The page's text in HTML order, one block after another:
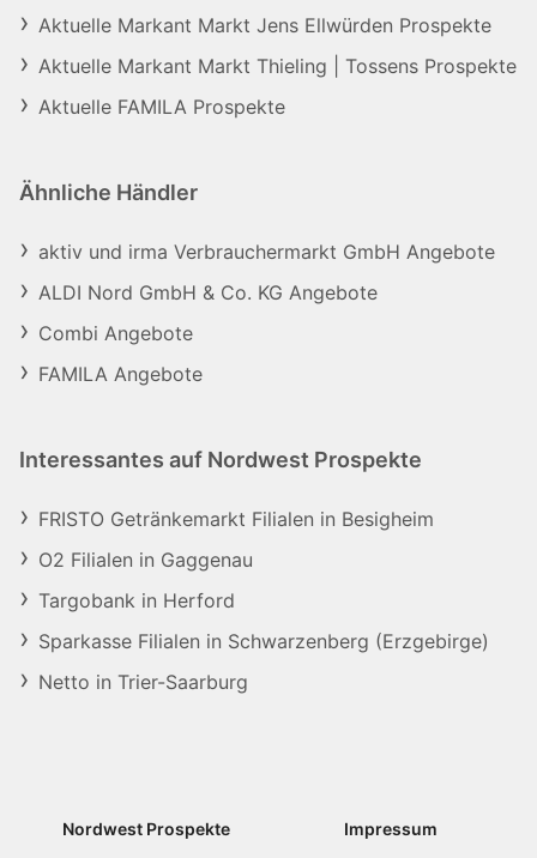
Aktuelle Markant Markt Jens Ellwürden Prospekte
Aktuelle Markant Markt Thieling | Tossens Prospekte
Aktuelle FAMILA Prospekte
Ähnliche Händler
aktiv und irma Verbrauchermarkt GmbH Angebote
ALDI Nord GmbH & Co. KG Angebote
Combi Angebote
FAMILA Angebote
Interessantes auf Nordwest Prospekte
FRISTO Getränkemarkt Filialen in Besigheim
O2 Filialen in Gaggenau
Targobank in Herford
Sparkasse Filialen in Schwarzenberg (Erzgebirge)
Netto in Trier-Saarburg
Nordwest Prospekte Impressum